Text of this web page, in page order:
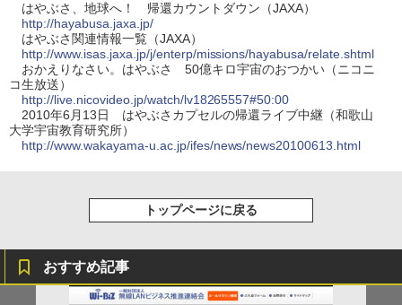
はやぶさ、地球へ！ 帰還カウントダウン（JAXA）
http://hayabusa.jaxa.jp/
はやぶさ関連情報一覧（JAXA）
http://www.isas.jaxa.jp/j/enterp/missions/hayabusa/relate.shtml
おかえりなさい。はやぶさ 50億キロ宇宙のおつかい（ニコニ
コ生放送）
http://live.nicovideo.jp/watch/lv18265557#50:00
2010年6月13日 はやぶさカプセルの帰還ライブ中継（和歌山
大学宇宙教育研究所）
http://www.wakayama-u.ac.jp/ifes/news/news20100613.html
トップページに戻る
おすすめ記事